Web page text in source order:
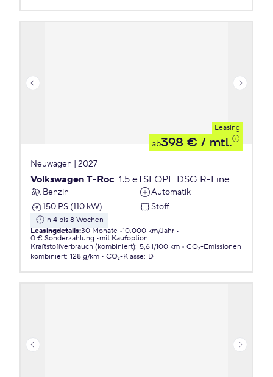
Leasing
ab398 € / mtl.
Neuwagen | 2027
Volkswagen T-Roc 1.5 eTSI OPF DSG R-Line
Benzin
Automatik
150 PS (110 kW)
Stoff
in 4 bis 8 Wochen
Leasingdetails:30 Monate 10.000 km/Jahr
0 € Sonderzahlung
mit Kaufoption
Kraftstoffverbrauch (kombiniert): 5,6 l/100 km
CO₂-Emissionen
kombiniert: 128 g/km CO₂-Klasse: D